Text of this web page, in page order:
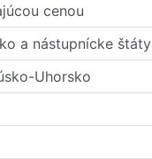
cenou
a nástupní­cke štáty
Uhorsko